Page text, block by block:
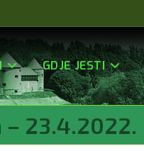
GDJE JESTI
– 23.4.2022.